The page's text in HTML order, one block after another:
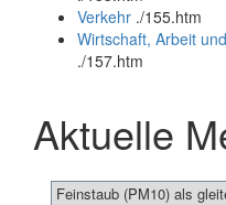
und
Verkehr ./155.htm
Wirtschaft, Arbeit
./157.htm
Aktuelle